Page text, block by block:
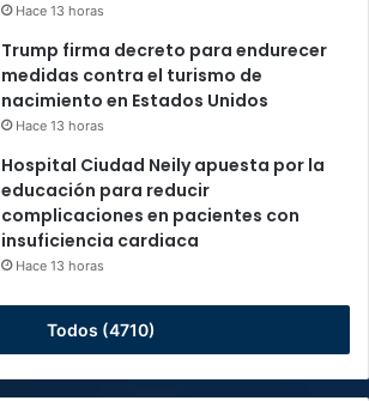
Hace 13 horas
Trump firma decreto para endurecer
medidas contra el turismo de
nacimiento en Estados Unidos
Hace 13 horas
Hospital Ciudad Neily apuesta por la
educación para reducir
complicaciones en pacientes con
insuficiencia cardiaca
Hace 13 horas
Todos (4710)